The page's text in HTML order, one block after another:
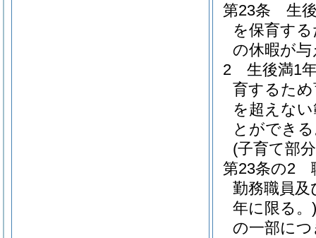
第23条
生
を保育す
の休暇が
2
生後満1
育するた
を超えな
とができ
(子育て部
第23条の2
勤務職員及
年に限る。)
の一部に